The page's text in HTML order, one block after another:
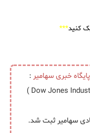
کنید***
پایگاه خبریسهامیر :
(میانگین صنعتی داوجونز (Dow Jones Industrial Average )
سهامیر ثبت شد.